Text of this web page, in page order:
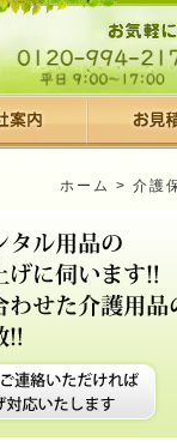
ホーム > 介護